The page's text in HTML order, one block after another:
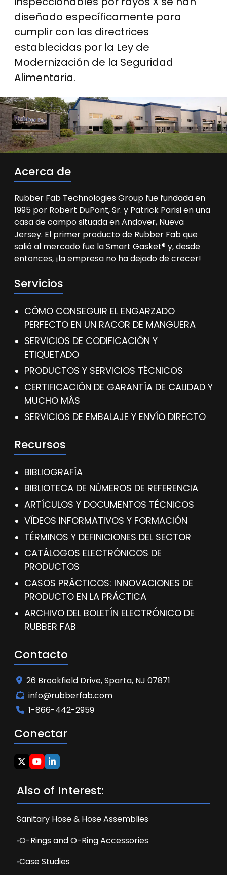
diseñado específicamente para
cumplir con las directrices
establecidas por la Ley de
Modernización de la Seguridad
Alimentaria.
Acerca de
Rubber Fab Technologies Group fue fundada en
1995 por Robert DuPont, Sr. y Patrick Parisi en una
casa de campo situada en Andover, Nueva
Jersey. El primer producto de Rubber Fab que
salió al mercado fue la Smart Gasket® y, desde
entonces, ¡la empresa no ha dejado de crecer!
Servicios
CÓMO CONSEGUIR EL ENGARZADO
PERFECTO EN UN RACOR DE MANGUERA
SERVICIOS DE CODIFICACIÓN Y
ETIQUETADO
PRODUCTOS Y SERVICIOS TÉCNICOS
CERTIFICACIÓN DE GARANTÍA DE CALIDAD Y
MUCHO MÁS
SERVICIOS DE EMBALAJE Y ENVÍO DIRECTO
Recursos
BIBLIOGRAFÍA
BIBLIOTECA DE NÚMEROS DE REFERENCIA
ARTÍCULOS Y DOCUMENTOS TÉCNICOS
VÍDEOS INFORMATIVOS Y FORMACIÓN
TÉRMINOS Y DEFINICIONES DEL SECTOR
CATÁLOGOS ELECTRÓNICOS DE
PRODUCTOS
CASOS PRÁCTICOS: INNOVACIONES DE
PRODUCTO EN LA PRÁCTICA
ARCHIVO DEL BOLETÍN ELECTRÓNICO DE
RUBBER FAB
Contacto
26 Brookfield Drive, Sparta, NJ 07871
info@rubberfab.com
1-866-442-2959
Conectar
Also of Interest:
Sanitary Hose & Hose Assemblies
O-Rings and O-Ring Accessories
Case Studies